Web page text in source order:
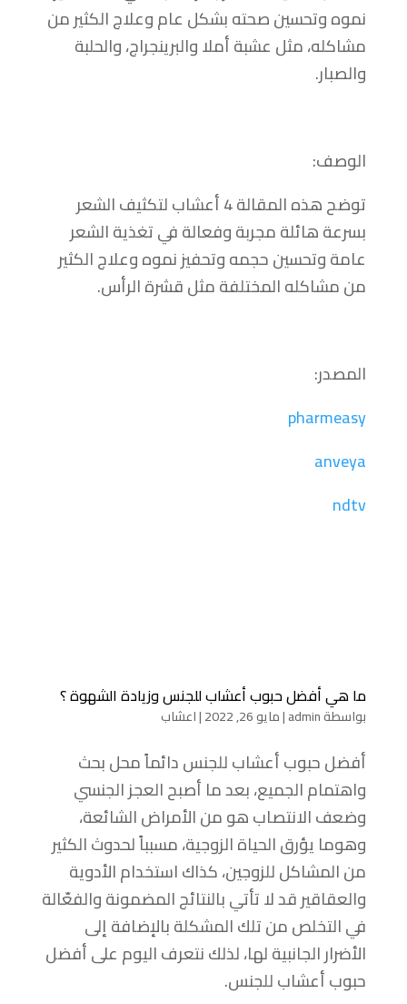
نموه وتحسين صحته بشكل عام وعلاج الكثير من
مشاكله، مثل عشبة أملا والبرينجراج، والحلبة
والصبار.
الوصف:
توضح هذه المقالة 4 أعشاب لتكثيف الشعر
بسرعة هائلة مجربة وفعالة في تغذية الشعر
عامة وتحسين حجمه وتحفيز نموه وعلاج الكثير
من مشاكله المختلفة مثل قشرة الرأس.
المصدر:
pharmeasy
anveya
ndtv
ما هي أفضل حبوب أعشاب للجنس وزيادة الشهوة ؟
بواسطةadmin
|مايو 26, 2022 |اعشاب
أفضل حبوب أعشاب للجنس دائماً محل بحث
واهتمام الجميع، بعد ما أصبح العجز الجنسي
وضعف الانتصاب هو من الأمراض الشائعة،
وهوما يؤرق الحياة الزوجية، مسبباً لحدوث الكثير
من المشاكل للزوجين، كذاك استخدام الأدوية
والعقاقير قد لا تأتي بالنتائج المضمونة والفعّالة
في التخلص من تلك المشكلة بالإضافة إلى
الأضرار الجانبية لها، لذلك نتعرف اليوم على أفضل
حبوب أعشاب للجنس.